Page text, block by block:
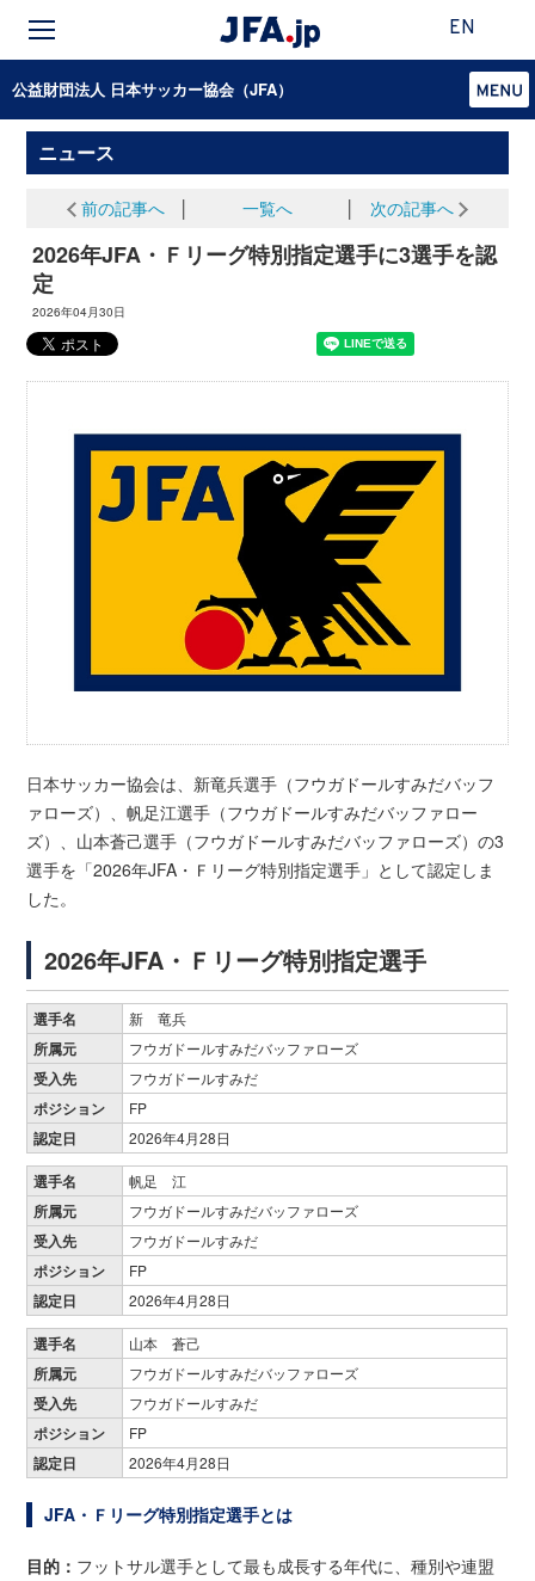
EN
公益財団法人 日本サッカー協会（JFA）
ニュース
前の記事へ 一覧へ 次の記事へ
2026年JFA・Ｆリーグ特別指定選手に3選手を認
定
2026年04月30日
日本サッカー協会は、新竜兵選手（フウガドールすみだバッフ
ァローズ）、帆足江選手（フウガドールすみだバッファロー
ズ）、山本蒼己選手（フウガドールすみだバッファローズ）の3
選手を「2026年JFA・Ｆリーグ特別指定選手」として認定しま
した。
2026年JFA・Ｆリーグ特別指定選手
選手名 新 竜兵
所属元 フウガドールすみだバッファローズ
受入先 フウガドールすみだ
ポジション FP
認定日 2026年4月28日
選手名 帆足 江
所属元 フウガドールすみだバッファローズ
受入先 フウガドールすみだ
ポジション FP
認定日 2026年4月28日
選手名 山本 蒼己
所属元 フウガドールすみだバッファローズ
受入先 フウガドールすみだ
ポジション FP
認定日 2026年4月28日
JFA・Ｆリーグ特別指定選手とは
目的： フットサル選手として最も成長する年代に、種別や連盟